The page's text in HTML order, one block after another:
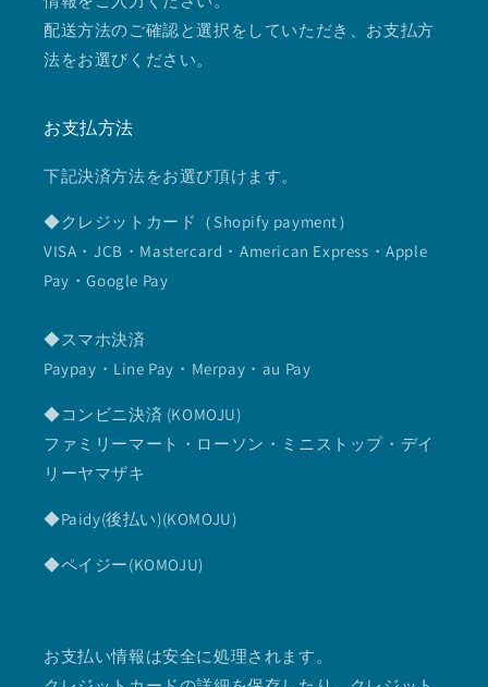
配送方法のご確認と選択をしていただき、お支払方
法をお選びください。
お支払方法
下記決済方法をお選び頂けます。
◆クレジットカード（Shopify payment）
VISA・JCB・Mastercard・American Express・Apple
Pay・Google Pay
◆スマホ決済
Paypay・Line Pay・Merpay・au Pay
◆コンビニ決済 (KOMOJU)
ファミリーマート・ローソン・ミニストップ・デイ
リーヤマザキ
◆Paidy(後払い)(KOMOJU)
◆ペイジー(KOMOJU)
お支払い情報は安全に処理されます。